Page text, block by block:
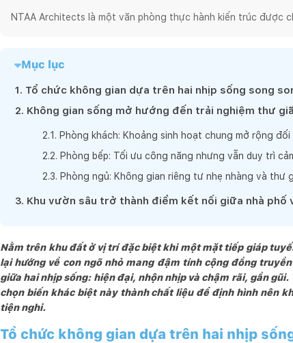
NTAA Architects là một văn phòng thực hành kiến trúc được
nghiêm túc, trung thực trong chính suy nghĩ của bản thân và
Có một sự thật là, hoạt động tư vấn và thiết kế kiến trúc là
cho mình lối đi riêng, chật hẹp và đầy khó khó hơn, đó là sự
dự án mưu cầu cao về tính sáng tạo, nhiều thử nghiệm mới
đậm dấu ấn của
Chúng tôi luôn hy vọng và có niềm tin rằng, một sản phẩm
Cuối cùng, chúng tôi mong muốn rằng, chính những người
Mục lục
1. Tổ chức không gian dựa trên hai nhịp sống song
2. Không gian sống mở hướng đến trải nghiệm thư
2.1 . Phòng khách: Khoảng sinh hoạt chung mở rộng
2.2. Phòng bếp: Tối ưu công năng nhưng vẫn duy trì
2.3. Phòng ngủ: Không gian riêng tư nhẹ nhàng và thư
3. Khu vườn sâu trở thành điểm kết nối giữa nhà phố
Nằm trên khu đất ở vị trí đặc biệt khi một mặt tiếp giáp
lại hướng về con ngõ nhỏ mang đậm tính cộng đồng
giữa hai nhịp sống: hiện đại, nhộn nhịp và chậm rãi, gần
chọn biến khác biệt này thành chất liệu để định hình nên
tiện nghi.
Tổ chức không gian dựa trên hai nhịp